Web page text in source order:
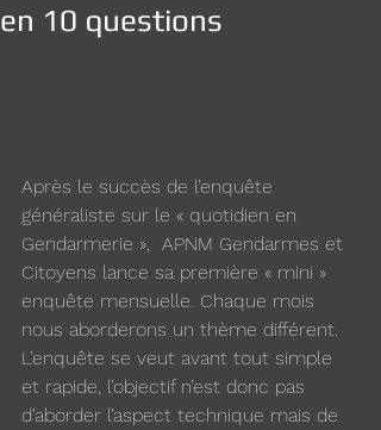
en 10 questions
Après le succès de l’enquête
généraliste sur le « quotidien en
Gendarmerie »,  APNM Gendarmes et
Citoyens lance sa première « mini »
enquête mensuelle. Chaque mois
nous aborderons un thème différent.
L’enquête se veut avant tout simple
et rapide, l’objectif n’est donc pas
d’aborder l’aspect technique mais de